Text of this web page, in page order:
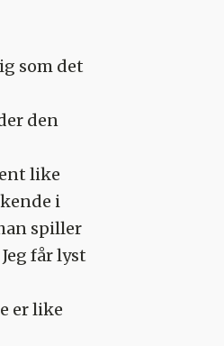
som det
den
like
i
spiller
får lyst
er like